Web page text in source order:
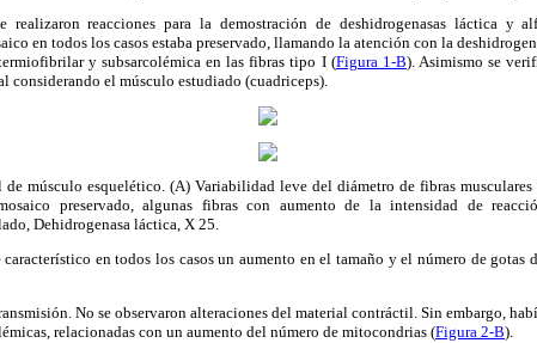
realizaron reacciones para la demostración de deshidrogenasas láctica y
en todos los casos estaba preservado, llamando la atención con la
y subsarcolémica en las fibras tipo I (Figura 1-B). Asimismo se
considerando el músculo estudiado (cuadriceps).
de músculo esquelético. (A) Variabilidad leve del diámetro de fibras musculares
preservado, algunas fibras con aumento de la intensidad de
Dehidrogenasa láctica, X 25.
en todos los casos un aumento en el tamaño y el número de gotas
No se observaron alteraciones del material contráctil. Sin embargo,
relacionadas con un aumento del número de mitocondrias (Figura 2-B).